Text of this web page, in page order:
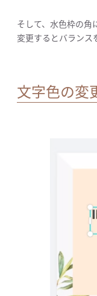
そして、水色枠の角
変更するとバランス
文字色の変